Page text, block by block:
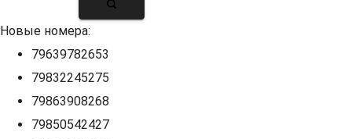
Новые номера:
79639782653
79832245275
79863908268
79850542427